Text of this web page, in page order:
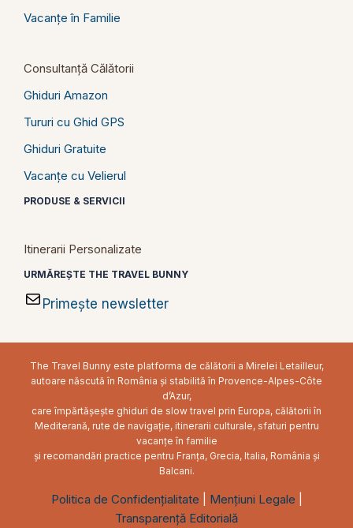
Vacanțe în Familie
Consultanță Călătorii
Ghiduri Amazon
Tururi cu Ghid GPS
Ghiduri Gratuite
Vacanțe cu Velierul
PRODUSE & SERVICII
Itinerarii Personalizate
URMĂREȘTE THE TRAVEL BUNNY
Primește newsletter
The Travel Bunny este platforma de călătorii a Mirelei Letailleur,
autoare născută în România și stabilită în Provence-Alpes-Côte
d’Azur,
care împărtășește ghiduri de slow travel prin Europa, călătorii în
Mediterană, rute de navigație, itinerarii culturale, sfaturi pentru
vacanțe în familie
și recomandări practice pentru Franța, Grecia, Italia, România și
Balcani.
Politica de Confidențialitate Mențiuni Legale
Transparență Editorială